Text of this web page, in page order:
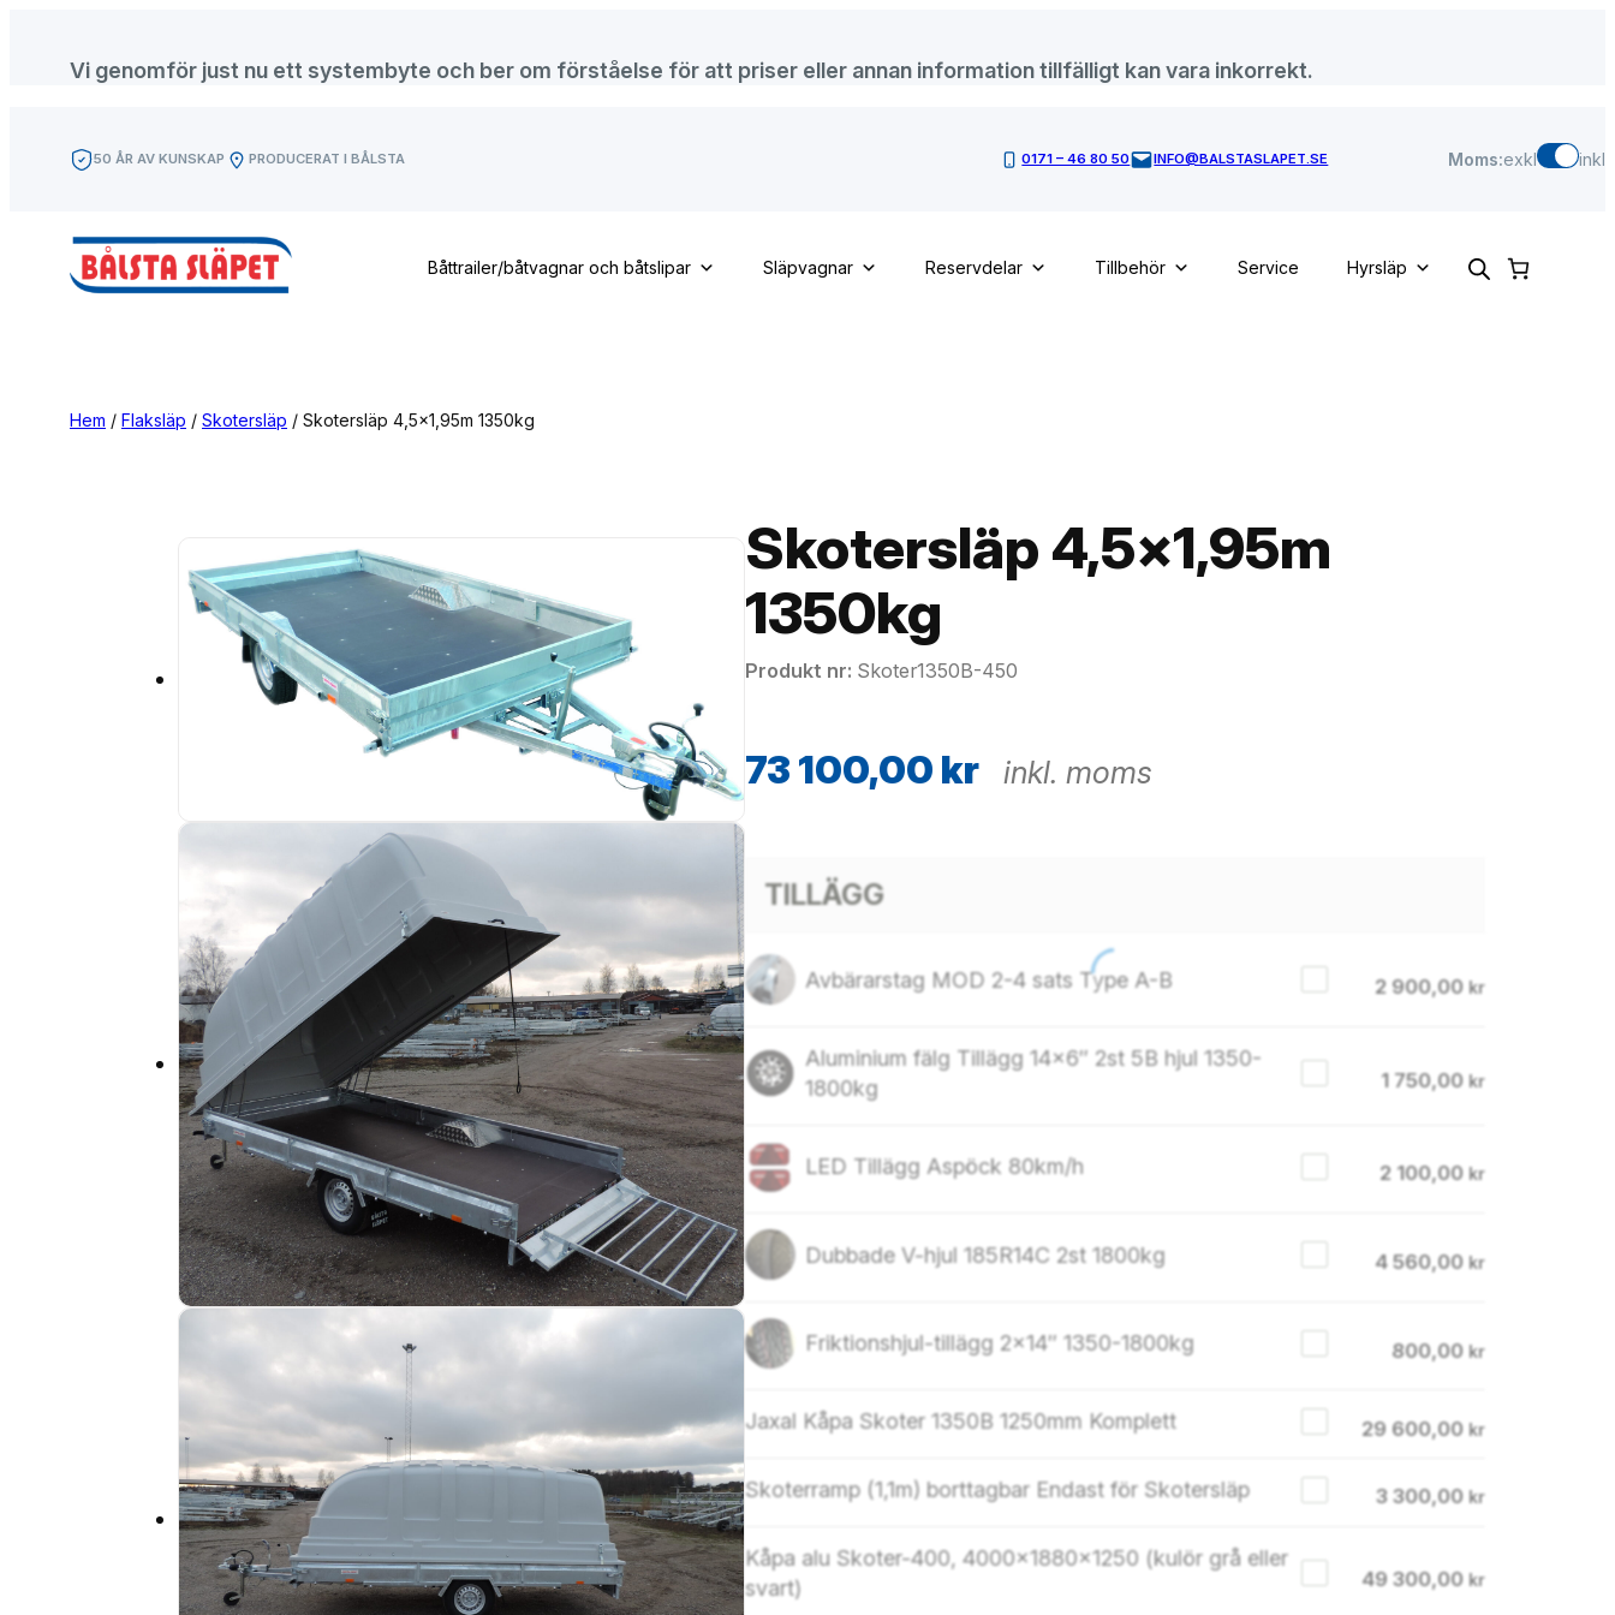
innehåll
Vi genomför just nu ett systembyte och ber om förståelse för att priser eller annan information tillfälligt kan vara inkorrekt.
50 ÅR AV KUNSKAP PRODUCERAT I BÅLSTA 0171 – 46 80 50 INFO@BALSTASLAPET.SE Moms:exkl inkl
Båttrailer/båtvagnar och båtslipar Släpvagnar Reservdelar Tillbehör Service Hyrsläp
Hem / Flaksläp / Skotersläp / Skotersläp 4,5×1,95m 1350kg
Skotersläp 4,5×1,95m
1350kg
Produkt nr Skoter1350B-450
73 100,00 kr inkl. moms
TILLÄGG
Avbärarstag MOD 2-4 sats Type A-B 2 900,00 kr
Aluminium fälg Tillägg 14×6″ 2st 5B hjul 1350-
1800kg
1 750,00 kr
LED Tillägg Aspöck 80km/h 2 100,00 kr
Dubbade V-hjul 185R14C 2st 1800kg 4 560,00 kr
Friktionshjul-tillägg 2×14″ 1350-1800kg 800,00 kr
Jaxal Kåpa Skoter 1350B 1250mm Komplett 29 600,00 kr
Skoterramp (1,1m) borttagbar Endast för Skotersläp 3 300,00 kr
Kåpa alu Skoter-400, 4000x1880x1250 (kulör grå eller
svart)
49 300,00 kr